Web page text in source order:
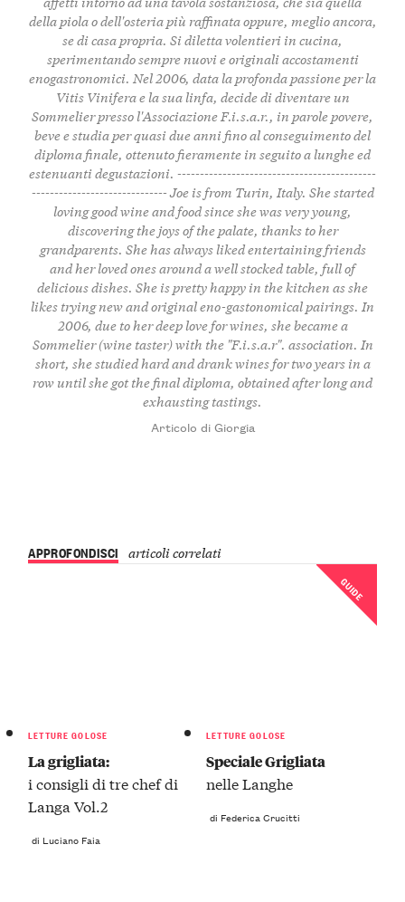
della piola o dell'osteria più raffinata oppure, meglio ancora,
se di casa propria. Si diletta volentieri in cucina,
sperimentando sempre nuovi e originali accostamenti
enogastronomici. Nel 2006, data la profonda passione per la
Vitis Vinifera e la sua linfa, decide di diventare un
Sommelier presso l'Associazione F.i.s.a.r., in parole povere,
beve e studia per quasi due anni fino al conseguimento del
diploma finale, ottenuto fieramente in seguito a lunghe ed
estenuanti degustazioni. --------------------------------------------
------------------------------ Joe is from Turin, Italy. She started
loving good wine and food since she was very young,
discovering the joys of the palate, thanks to her
grandparents. She has always liked entertaining friends
and her loved ones around a well stocked table, full of
delicious dishes. She is pretty happy in the kitchen as she
likes trying new and original eno-gastonomical pairings. In
2006, due to her deep love for wines, she became a
Sommelier (wine taster) with the "F.i.s.a.r". association. In
short, she studied hard and drank wines for two years in a
row until she got the final diploma, obtained after long and
exhausting tastings.
Articolo di Giorgia
APPROFONDISCI articoli correlati
LETTURE GOLOSE
La grigliata:
i consigli di tre chef di
Langa Vol.2
di Luciano Faia
GUIDE
LETTURE GOLOSE
Speciale Grigliata
nelle Langhe
di Federica Crucitti